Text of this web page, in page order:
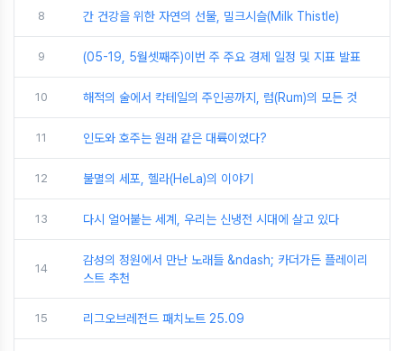
8 간 건강을 위한 자연의 선물, 밀크시슬(Milk Thistle)
9 (05-19, 5월셋째주)이번 주 주요 경제 일정 및 지표 발표
10 해적의 술에서 칵테일의 주인공까지, 럼(Rum)의 모든 것
11 인도와 호주는 원래 같은 대륙이었다?
12 불멸의 세포, 헬라(HeLa)의 이야기
13 다시 얼어붙는 세계, 우리는 신냉전 시대에 살고 있다
14
감성의 정원에서 만난 노래들 &ndash; 카더가든 플레이리
스트 추천
15 리그오브레전드 패치노트 25.09